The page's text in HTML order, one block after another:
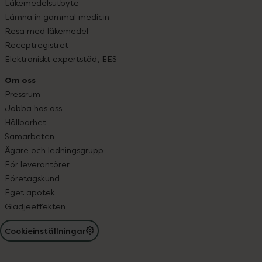
Läkemedelsutbyte
Lämna in gammal medicin
Resa med läkemedel
Receptregistret
Elektroniskt expertstöd, EES
Om oss
Pressrum
Jobba hos oss
Hållbarhet
Samarbeten
Ägare och ledningsgrupp
För leverantörer
Företagskund
Eget apotek
Glädjeeffekten
Cookieinställningar